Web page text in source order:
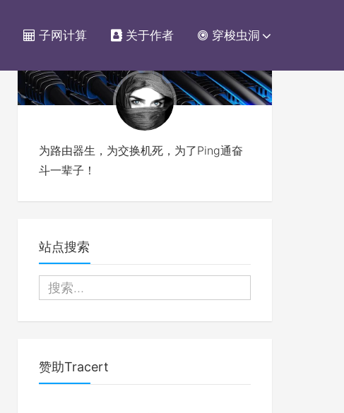
子网计算 关于作者 穿梭虫洞
为路由器生，为交换机死，为了Ping通奋
斗一辈子！
站点搜索
赞助Tracert